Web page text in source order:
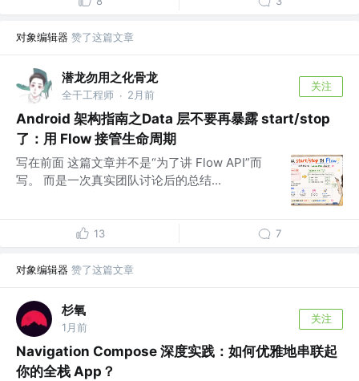
对象编辑器 赞了这篇文章
潜龙勿用之化骨龙
全干工程师 · 2月前
关注
Android 架构指南之Data 层不要再暴露 start/stop
了：用 Flow 接管生命周期
写在前面 这篇文章并不是“为了讲 Flow API”而
写。 而是一次真实团队讨论后的总结...
13 7
对象编辑器 赞了这篇文章
杉氧
1月前
关注
Navigation Compose 深度实践：如何优雅地串联起
你的全栈 App？